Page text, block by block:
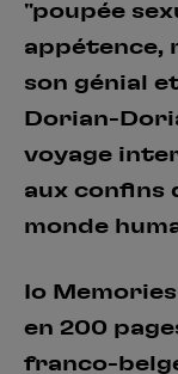
"poupée
appétence,
son génial
Dorian-
voyage
aux confins
monde
Io
en 200
franco-